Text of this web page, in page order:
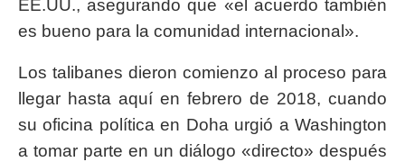
EE.UU., asegurando que «el acuerdo también
es bueno para la comunidad internacional».
Los talibanes dieron comienzo al proceso para
llegar hasta aquí en febrero de 2018, cuando
su oficina política en Doha urgió a Washington
a tomar parte en un diálogo «directo» después